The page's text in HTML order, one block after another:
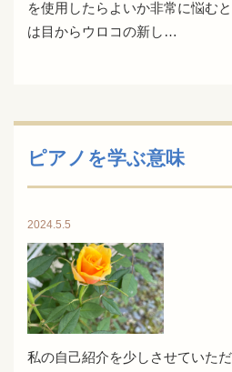
を使用したらよいか非常に悩む
は目からウロコの新し…
ピアノを学ぶ意味
2024.5.5
私の自己紹介を少しさせていた